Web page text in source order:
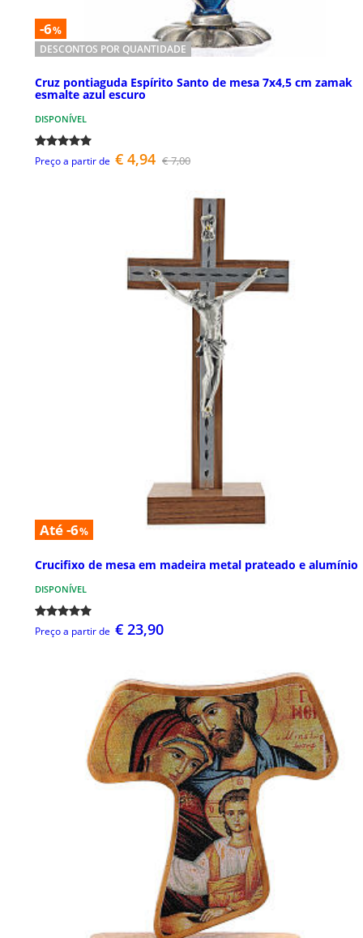
-6%
DESCONTOS POR QUANTIDADE
Cruz pontiaguda Espírito Santo de mesa 7x4,5 cm zamak
esmalte azul escuro
DISPONÍVEL
Preço a partir de € 4,94 € 7,00
Até -6%
Crucifixo de mesa em madeira metal prateado e alumínio
DISPONÍVEL
Preço a partir de € 23,90